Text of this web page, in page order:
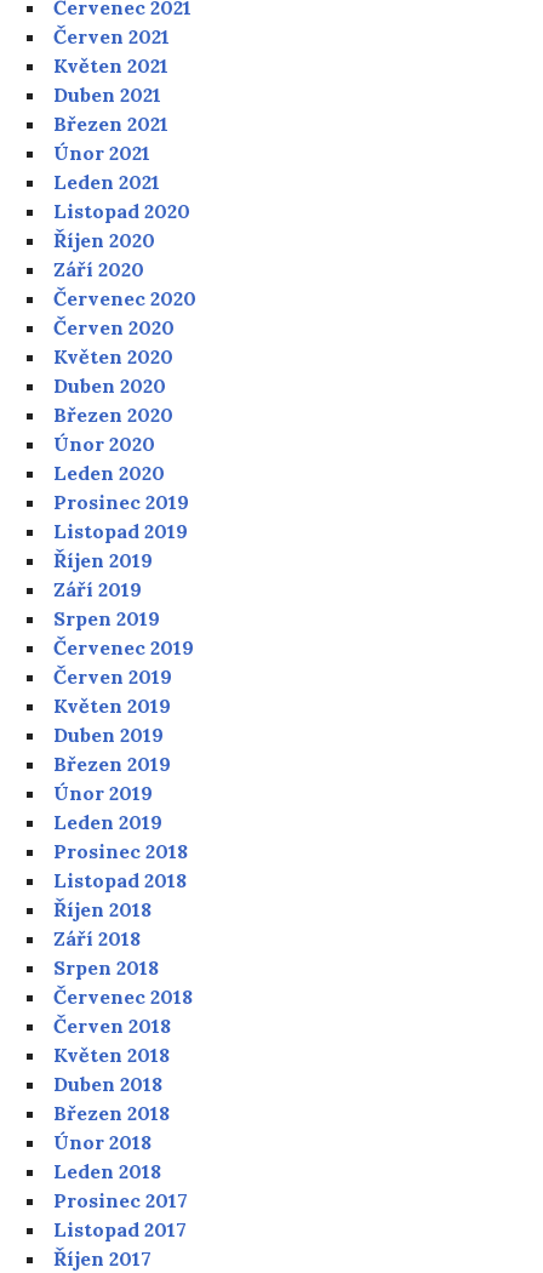
Červenec 2021
Červen 2021
Květen 2021
Duben 2021
Březen 2021
Únor 2021
Leden 2021
Listopad 2020
Říjen 2020
Září 2020
Červenec 2020
Červen 2020
Květen 2020
Duben 2020
Březen 2020
Únor 2020
Leden 2020
Prosinec 2019
Listopad 2019
Říjen 2019
Září 2019
Srpen 2019
Červenec 2019
Červen 2019
Květen 2019
Duben 2019
Březen 2019
Únor 2019
Leden 2019
Prosinec 2018
Listopad 2018
Říjen 2018
Září 2018
Srpen 2018
Červenec 2018
Červen 2018
Květen 2018
Duben 2018
Březen 2018
Únor 2018
Leden 2018
Prosinec 2017
Listopad 2017
Říjen 2017